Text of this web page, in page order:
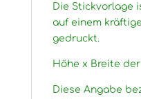
Die Stickvorlage
auf einem
gedruckt.
Höhe x Breite der
Diese Angabe